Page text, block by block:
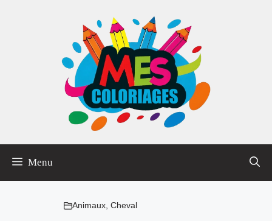
Menu
Animaux, Cheval